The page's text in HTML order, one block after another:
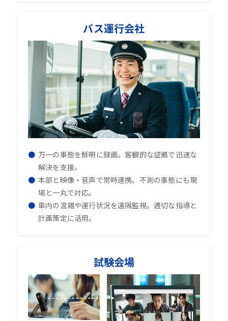
バス運行会社
万一の事態を鮮明に録画。客観的な証拠で迅速な
解決を支援。
本部と映像・音声で常時連携。不測の事態にも現
場と一丸で対応。
車内の混雑や運行状況を遠隔監視。適切な指導と
計画策定に活用。
試験会場